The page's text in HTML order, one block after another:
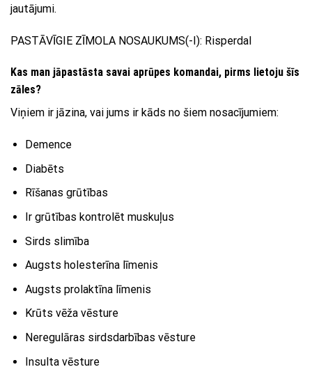
jautājumi.
PASTĀVĪGIE ZĪMOLA NOSAUKUMS(-I): Risperdal
Kas man jāpastāsta savai aprūpes komandai, pirms lietoju šīs
zāles?
Viņiem ir jāzina, vai jums ir kāds no šiem nosacījumiem:
Demence
Diabēts
Rīšanas grūtības
Ir grūtības kontrolēt muskuļus
Sirds slimība
Augsts holesterīna līmenis
Augsts prolaktīna līmenis
Krūts vēža vēsture
Neregulāras sirdsdarbības vēsture
Insulta vēsture